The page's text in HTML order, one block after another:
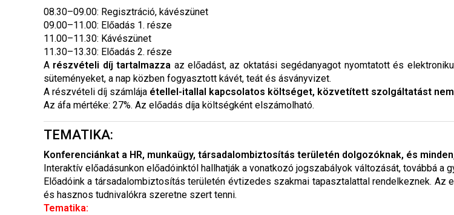
08.30–09.00: Regisztráció, kávészünet
09.00–11.00: Előadás 1. része
11.00–11.30: Kávészünet
11.30–13.30: Előadás 2. része
A részvételi díj tartalmazza az előadást, az oktatási segédanyagot nyomtatott és
süteményeket, a nap közben fogyasztott kávét, teát és ásványvizet.
A részvételi díj számlája étellel-itallal kapcsolatos költséget, közvetített szolgáltatást
Az áfa mértéke: 27%. Az előadás díja költségként elszámolható.
TEMATIKA:
Konferenciánkat a HR, munkaügy, társadalombiztosítás területén dolgozóknak, és
Interaktív előadásunkon előadóinktól hallhatják a vonatkozó jogszabályok változását, továbbá
Előadóink a társadalombiztosítás területén évtizedes szakmai tapasztalattal rendelkeznek. Az
és hasznos tudnivalókra szeretne szert tenni.
Tematika: